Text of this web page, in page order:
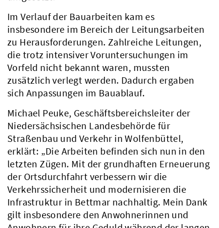
Im Verlauf der Bauarbeiten kam es
insbesondere im Bereich der Leitungsarbeiten
zu Herausforderungen. Zahlreiche Leitungen,
die trotz intensiver Voruntersuchungen im
Vorfeld nicht bekannt waren, mussten
zusätzlich verlegt werden. Dadurch ergaben
sich Anpassungen im Bauablauf.
Michael Peuke, Geschäftsbereichsleiter der
Niedersächsischen Landesbehörde für
Straßenbau und Verkehr in Wolfenbüttel,
erklärt: „Die Arbeiten befinden sich nun in den
letzten Zügen. Mit der grundhaften Erneuerung
der Ortsdurchfahrt verbessern wir die
Verkehrssicherheit und modernisieren die
Infrastruktur in Bettmar nachhaltig. Mein Dank
gilt insbesondere den Anwohnerinnen und